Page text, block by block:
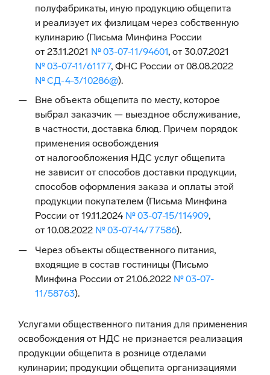
полуфабрикаты, иную продукцию общепита
и реализует их физлицам через собственную
кулинарию (Письма Минфина России
от 23.11.2021 № 03-07-11/94601, от 30.07.2021
№ 03-07-11/61177, ФНС России от 08.08.2022
№ СД-4-3/10286@).
Вне объекта общепита по месту, которое
выбрал заказчик — выездное обслуживание,
в частности, доставка блюд. Причем порядок
применения освобождения
от налогообложения НДС услуг общепита
не зависит от способов доставки продукции,
способов оформления заказа и оплаты этой
продукции покупателем (Письма Минфина
России от 19.11.2024 № 03-07-15/114909,
от 10.08.2022 № 03-07-14/77586).
Через объекты общественного питания,
входящие в состав гостиницы (Письмо
Минфина России от 21.06.2022 № 03-07-
11/58763).
Услугами общественного питания для применения
освобождения от НДС не признается реализация
продукции общепита в рознице отделами
кулинарии; продукции общепита организациями